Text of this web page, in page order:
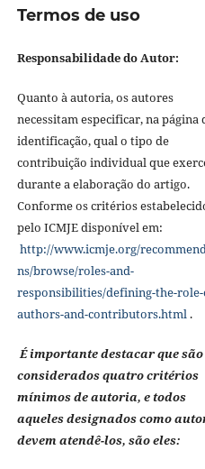
Termos de uso
Responsabilidade do Autor:
Quanto à autoria, os autores
necessitam especificar, na página
identificação, qual o tipo de
contribuição individual que
durante a elaboração do artigo.
Conforme os critérios
pelo ICMJE disponível em:
http://www.icmje.org/
ns/browse/roles-and-
responsibilities/defining-the-
authors-and-contributors.html .
É importante destacar que são
considerados quatro critérios
mínimos de autoria, e todos
aqueles designados como
devem atendê-los, são eles: